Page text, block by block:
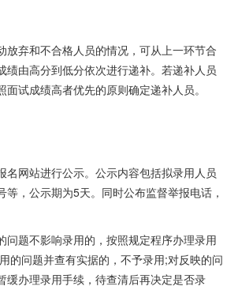
放弃和不合格人员的情况，可从上一环节合
绩由高分到低分依次进行递补。若递补人员
试成绩高者优先的原则确定递补人员。
名网站进行公示。公示内容包括拟录用人员
等，公示期为5天。同时公布监督举报电话，
问题不影响录用的，按照规定程序办理录用
的问题并查有实据的，不予录用;对反映的问
缓办理录用手续，待查清后再决定是否录